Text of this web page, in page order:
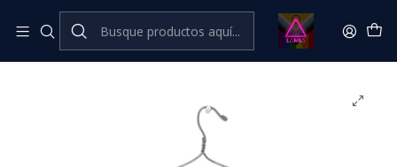
Inicio Catálogo Classic LGBTIQANB+ Classic
Vincent van Gogh #1